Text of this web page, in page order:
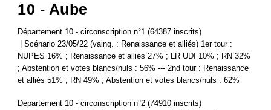
10 - Aube
Département 10 - circonscription n°1 (64387 inscrits)
| Scénario 23/05/22 (vainq. : Renaissance et alliés) 1er tour :
NUPES 16% ; Renaissance et alliés 27% ; LR UDI 10% ; RN 32%
; Abstention et votes blancs/nuls : 56% --- 2nd tour : Renaissance
et alliés 51% ; RN 49% ; Abstention et votes blancs/nuls : 62%
Département 10 - circonscription n°2 (74910 inscrits)